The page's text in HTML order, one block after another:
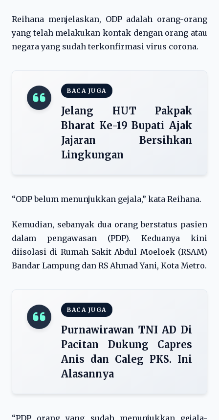
Reihana menjelaskan, ODP adalah orang-orang
yang telah melakukan kontak dengan orang atau
negara yang sudah terkonfirmasi virus corona.
BACA JUGA
Jelang HUT Pakpak
Bharat Ke-19 Bupati Ajak
Jajaran Bersihkan
Lingkungan
“ODP belum menunjukkan gejala,” kata Reihana.
Kemudian, sebanyak dua orang berstatus pasien
dalam pengawasan (PDP). Keduanya kini
diisolasi di Rumah Sakit Abdul Moeloek (RSAM)
Bandar Lampung dan RS Ahmad Yani, Kota Metro.
BACA JUGA
Purnawirawan TNI AD Di
Pacitan Dukung Capres
Anis dan Caleg PKS. Ini
Alasannya
“PDP orang yang sudah menunjukkan gejala-